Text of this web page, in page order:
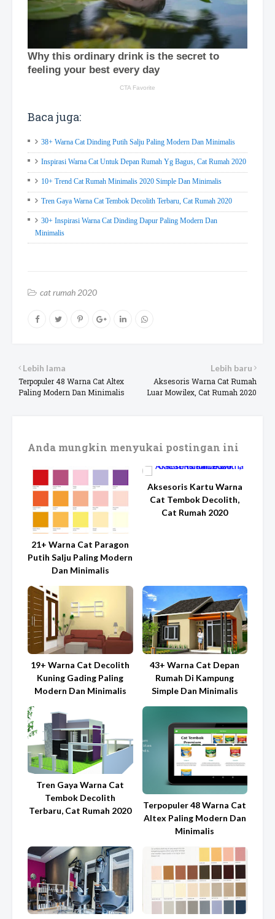
Baca juga:
38+ Warna Cat Dinding Putih Salju Paling Modern Dan Minimalis
Inspirasi Warna Cat Untuk Depan Rumah Yg Bagus, Cat Rumah 2020
10+ Trend Cat Rumah Minimalis 2020 Simple Dan Minimalis
Tren Gaya Warna Cat Tembok Decolith Terbaru, Cat Rumah 2020
30+ Inspirasi Warna Cat Dinding Dapur Paling Modern Dan
Minimalis
cat rumah 2020
Lebih baru
Aksesoris Warna Cat Rumah
Luar Mowilex, Cat Rumah 2020
Lebih lama
Terpopuler 48 Warna Cat Altex
Paling Modern Dan Minimalis
Anda mungkin menyukai postingan ini
21+ Warna Cat Paragon
Putih Salju Paling Modern
Dan Minimalis
Aksesoris Kartu Warna
Cat Tembok Decolith,
Cat Rumah 2020
19+ Warna Cat Decolith
Kuning Gading Paling
Modern Dan Minimalis
43+ Warna Cat Depan
Rumah Di Kampung
Simple Dan Minimalis
Tren Gaya Warna Cat
Tembok Decolith
Terbaru, Cat Rumah 2020
Terpopuler 48 Warna Cat
Altex Paling Modern Dan
Minimalis